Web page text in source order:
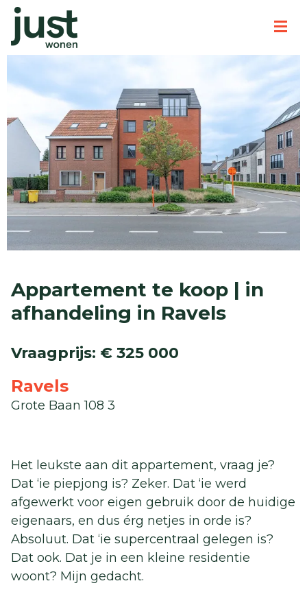
Appartement te koop | in
afhandeling in Ravels
Vraagprijs: € 325 000
Ravels
Grote Baan 108 3
Het leukste aan dit appartement, vraag je?
Dat ‘ie piepjong is? Zeker. Dat ‘ie werd
afgewerkt voor eigen gebruik door de huidige
eigenaars, en dus érg netjes in orde is?
Absoluut. Dat ‘ie supercentraal gelegen is?
Dat ook. Dat je in een kleine residentie
woont? Mijn gedacht.